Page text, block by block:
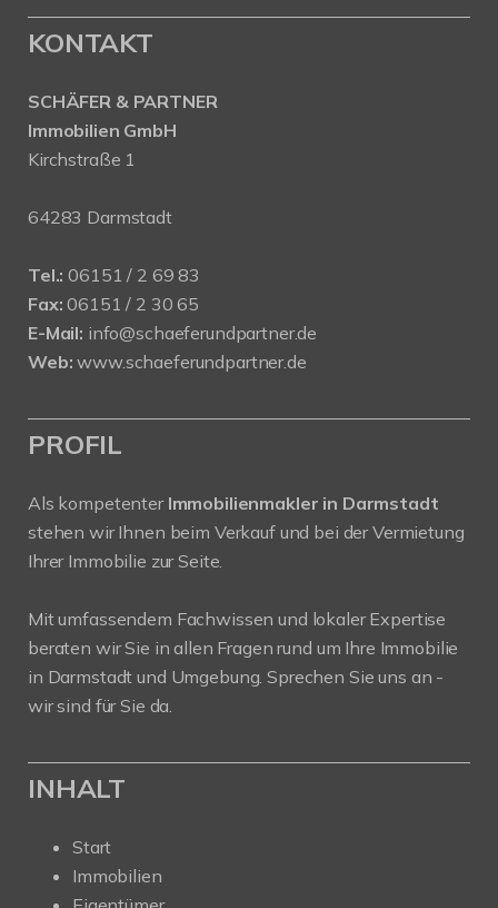
KONTAKT
SCHÄFER & PARTNER
Immobilien GmbH
Kirchstraße 1
64283 Darmstadt
Tel.: 06151 / 2 69 83
Fax: 06151 / 2 30 65
E-Mail: info@schaeferundpartner.de
Web: www.schaeferundpartner.de
PROFIL
Als kompetenter Immobilienmakler in Darmstadt
stehen wir Ihnen beim Verkauf und bei der Vermietung
Ihrer Immobilie zur Seite.
Mit umfassendem Fachwissen und lokaler Expertise
beraten wir Sie in allen Fragen rund um Ihre Immobilie
in Darmstadt und Umgebung. Sprechen Sie uns an -
wir sind für Sie da.
INHALT
Start
Immobilien